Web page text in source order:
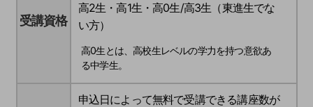
受講資格
高2生・高1生・高0生/高3生（東進生でな
い方）
高0生とは、高校生レベルの学力を持つ意欲あ
る中学生。
申込日によって無料で受講できる講座数が